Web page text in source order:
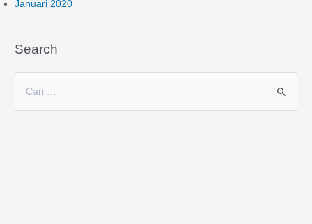
Januari 2020
Search
a